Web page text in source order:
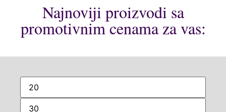
Najnoviji proizvodi sa
promotivnim cenama za vas: